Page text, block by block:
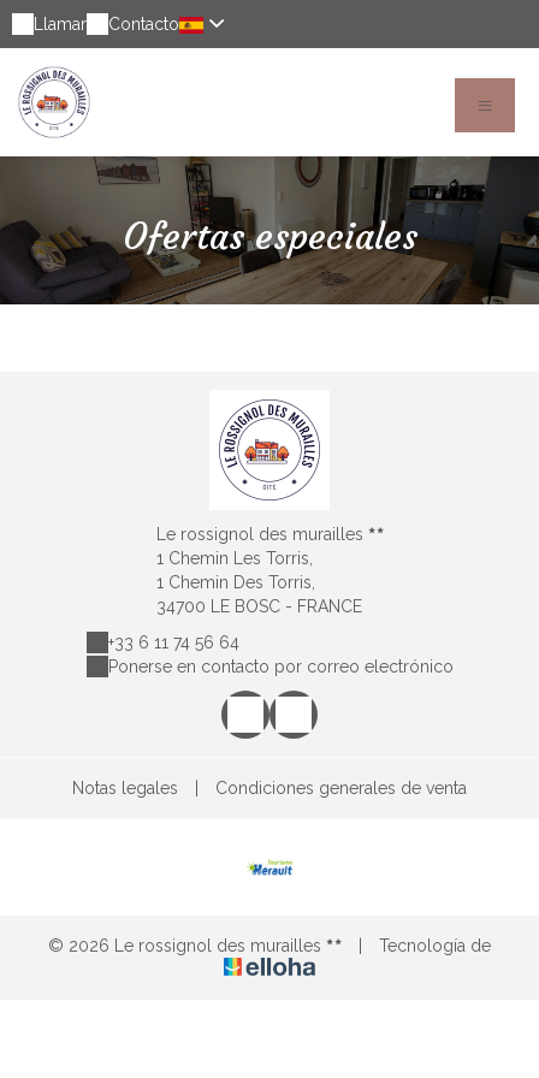
Llamar Contacto
Ofertas especiales
Le rossignol des murailles
1 Chemin Les Torris,
1 Chemin Des Torris,
34700 LE BOSC - FRANCE
+33 6 11 74 56 64
Ponerse en contacto por correo electrónico
Notas legales Condiciones generales de venta
© 2026 Le rossignol des murailles Tecnología de